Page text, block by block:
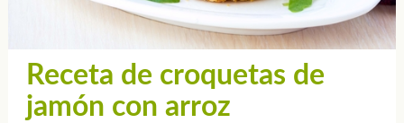
Receta de croquetas de
jamón con arroz